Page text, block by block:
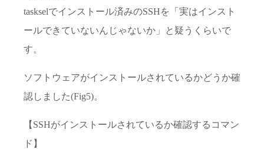
taskselでインストール済みのSSHを「実はインスト
ールできていないんじゃないか」と疑うくらいで
す。
ソフトウェアがインストールされているかどうか確
認しました(Fig5)。
【SSHがインストールされているか確認するコマン
ド】